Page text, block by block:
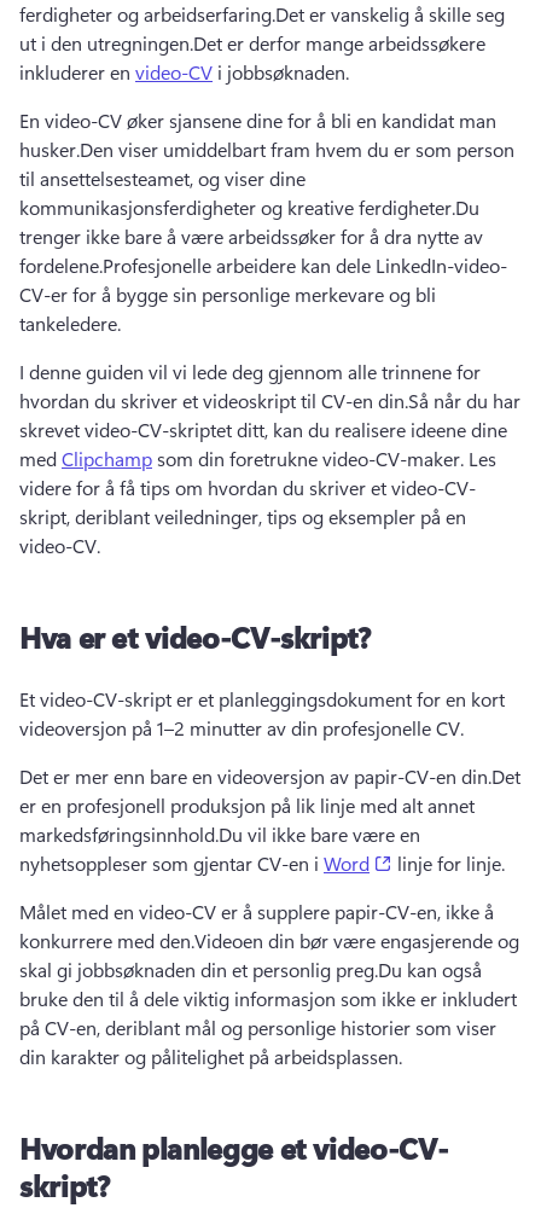
ferdigheter og arbeidserfaring.Det er vanskelig å skille seg
ut i den utregningen.Det er derfor mange arbeidssøkere
inkluderer en video-CV i jobbsøknaden.
En video-CV øker sjansene dine for å bli en kandidat man
husker.Den viser umiddelbart fram hvem du er som person
til ansettelsesteamet, og viser dine
kommunikasjonsferdigheter og kreative ferdigheter.Du
trenger ikke bare å være arbeidssøker for å dra nytte av
fordelene.Profesjonelle arbeidere kan dele LinkedIn-video-
CV-er for å bygge sin personlige merkevare og bli
tankeledere.
I denne guiden vil vi lede deg gjennom alle trinnene for
hvordan du skriver et videoskript til CV-en din.Så når du har
skrevet video-CV-skriptet ditt, kan du realisere ideene dine
med Clipchamp som din foretrukne video-CV-maker. Les
videre for å få tips om hvordan du skriver et video-CV-
skript, deriblant veiledninger, tips og eksempler på en
video-CV.
Hva er et video-CV-skript?
Et video-CV-skript er et planleggingsdokument for en kort
videoversjon på 1–2 minutter av din profesjonelle CV.
Det er mer enn bare en videoversjon av papir-CV-en din.Det
er en profesjonell produksjon på lik linje med alt annet
markedsføringsinnhold.Du vil ikke bare være en
nyhetsoppleser som gjentar CV-en i Word (opens in a new
linje for linje.
Målet med en video-CV er å supplere papir-CV-en, ikke å
konkurrere med den.Videoen din bør være engasjerende og
skal gi jobbsøknaden din et personlig preg.Du kan også
bruke den til å dele viktig informasjon som ikke er inkludert
på CV-en, deriblant mål og personlige historier som viser
din karakter og pålitelighet på arbeidsplassen.
Hvordan planlegge et video-CV-
skript?